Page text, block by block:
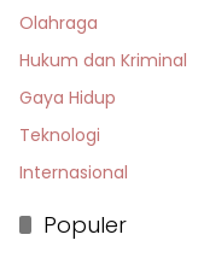
Olahraga
Hukum dan Kriminal
Gaya Hidup
Teknologi
Internasional
Populer